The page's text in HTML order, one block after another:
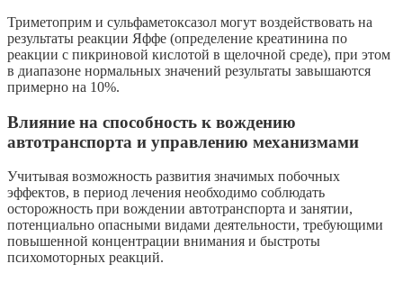
Триметоприм и сульфаметоксазол могут воздействовать на
результаты реакции Яффе (определение креатинина по
реакции с пикриновой кислотой в щелочной среде), при этом
в диапазоне нормальных значений результаты завышаются
примерно на 10%.
Влияние на способность к вождению
автотранспорта и управлению механизмами
Учитывая возможность развития значимых побочных
эффектов, в период лечения необходимо соблюдать
осторожность при вождении автотранспорта и занятии,
потенциально опасными видами деятельности, требующими
повышенной концентрации внимания и быстроты
психомоторных реакций.